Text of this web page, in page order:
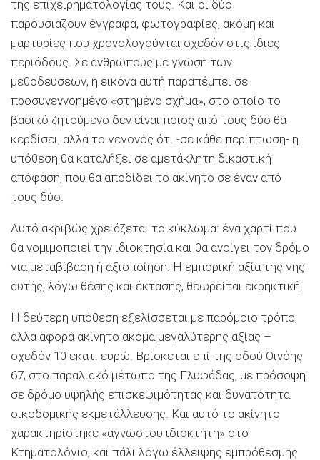
της επιχειρηματολογίας τους. Και οι δύο
παρουσιάζουν έγγραφα, φωτογραφίες, ακόμη και
μαρτυρίες που χρονολογούνται σχεδόν στις ίδιες
περιόδους. Σε ανθρώπους με γνώση των
μεθοδεύσεων, η εικόνα αυτή παραπέμπει σε
προσυνεννοημένο «στημένο σχήμα», στο οποίο το
βασικό ζητούμενο δεν είναι ποιος από τους δύο θα
κερδίσει, αλλά το γεγονός ότι -σε κάθε περίπτωση- η
υπόθεση θα καταλήξει σε αμετάκλητη δικαστική
απόφαση, που θα αποδίδει το ακίνητο σε έναν από
τους δύο.
Αυτό ακριβώς χρειάζεται το κύκλωμα: ένα χαρτί που
θα νομιμοποιεί την ιδιοκτησία και θα ανοίγει τον δρόμο
για μεταβίβαση ή αξιοποίηση. Η εμπορική αξία της γης
αυτής, λόγω θέσης και έκτασης, θεωρείται εκρηκτική.
Η δεύτερη υπόθεση εξελίσσεται με παρόμοιο τρόπο,
αλλά αφορά ακίνητο ακόμα μεγαλύτερης αξίας –
σχεδόν 10 εκατ. ευρώ. Βρίσκεται επί της οδού Οινόης
67, στο παραλιακό μέτωπο της Γλυφάδας, με πρόσοψη
σε δρόμο υψηλής επισκεψιμότητας και δυνατότητα
οικοδομικής εκμετάλλευσης. Και αυτό το ακίνητο
χαρακτηρίστηκε «αγνώστου ιδιοκτήτη» στο
Κτηματολόγιο, και πάλι λόγω έλλειψης εμπρόθεσμης